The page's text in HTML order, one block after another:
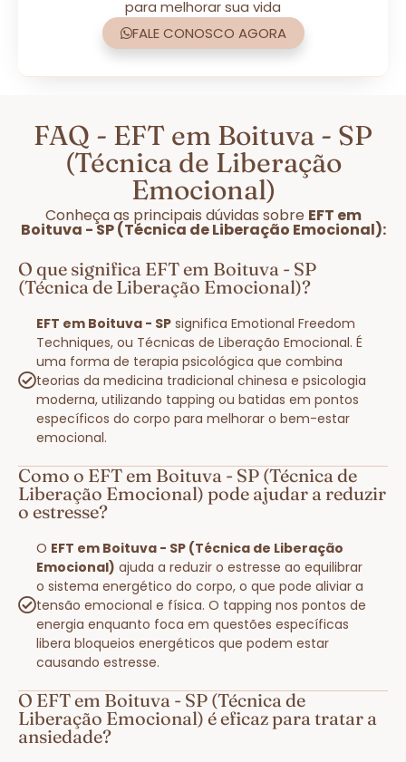
para melhorar sua vida
FALE CONOSCO AGORA
FAQ - EFT em Boituva - SP
(Técnica de Liberação
Emocional)
Conheça as principais dúvidas sobre EFT em
Boituva - SP (Técnica de Liberação Emocional):
O que significa EFT em Boituva - SP
(Técnica de Liberação Emocional)?
EFT em Boituva - SP significa Emotional Freedom
Techniques, ou Técnicas de Liberação Emocional. É
uma forma de terapia psicológica que combina
teorias da medicina tradicional chinesa e psicologia
moderna, utilizando tapping ou batidas em pontos
específicos do corpo para melhorar o bem-estar
emocional.
Como o EFT em Boituva - SP (Técnica de
Liberação Emocional) pode ajudar a reduzir
o estresse?
O EFT em Boituva - SP (Técnica de Liberação
Emocional) ajuda a reduzir o estresse ao equilibrar
o sistema energético do corpo, o que pode aliviar a
tensão emocional e física. O tapping nos pontos de
energia enquanto foca em questões específicas
libera bloqueios energéticos que podem estar
causando estresse.
O EFT em Boituva - SP (Técnica de
Liberação Emocional) é eficaz para tratar a
ansiedade?